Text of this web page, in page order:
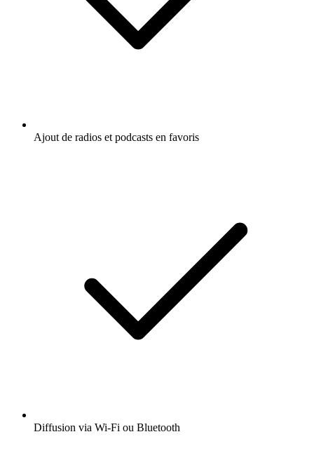
Ajout de radios et podcasts en favoris
Diffusion via Wi-Fi ou Bluetooth